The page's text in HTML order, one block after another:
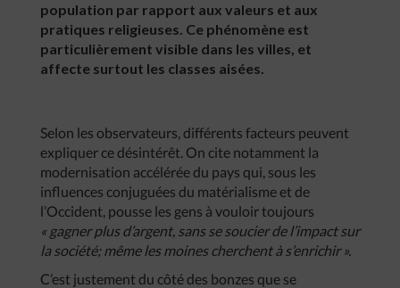
population par rapport aux valeurs et aux
pratiques religieuses. Ce phénomène est
particulièrement visible dans les villes, et
affecte surtout les classes aisées.
Selon les observateurs, différents facteurs peuvent
expliquer ce désintérêt. On cite notamment la
modernisation accélérée du pays qui, sous les
influences conjuguées du matérialisme et de
l’Occident, pousse les gens à vouloir toujours
« gagner plus d’argent, sans se soucier de l’impact sur
la société; même les moines cherchent à s’enrichir ».
C’est justement du côté des bonzes que se